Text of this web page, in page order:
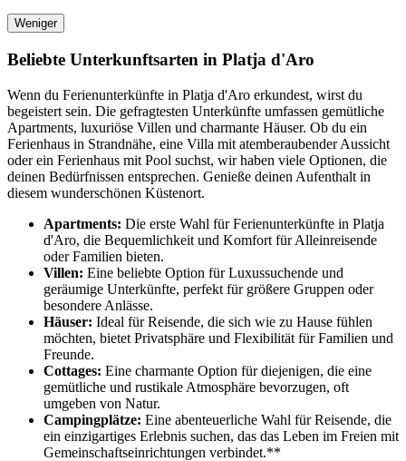
Weniger
Beliebte Unterkunftsarten in Platja d'Aro
Wenn du Ferienunterkünfte in Platja d'Aro erkundest, wirst du
begeistert sein. Die gefragtesten Unterkünfte umfassen gemütliche
Apartments, luxuriöse Villen und charmante Häuser. Ob du ein
Ferienhaus in Strandnähe, eine Villa mit atemberaubender Aussicht
oder ein Ferienhaus mit Pool suchst, wir haben viele Optionen, die
deinen Bedürfnissen entsprechen. Genieße deinen Aufenthalt in
diesem wunderschönen Küstenort.
Apartments: Die erste Wahl für Ferienunterkünfte in Platja
d'Aro, die Bequemlichkeit und Komfort für Alleinreisende
oder Familien bieten.
Villen: Eine beliebte Option für Luxussuchende und
geräumige Unterkünfte, perfekt für größere Gruppen oder
besondere Anlässe.
Häuser: Ideal für Reisende, die sich wie zu Hause fühlen
möchten, bietet Privatsphäre und Flexibilität für Familien und
Freunde.
Cottages: Eine charmante Option für diejenigen, die eine
gemütliche und rustikale Atmosphäre bevorzugen, oft
umgeben von Natur.
Campingplätze: Eine abenteuerliche Wahl für Reisende, die
ein einzigartiges Erlebnis suchen, das das Leben im Freien mit
Gemeinschaftseinrichtungen verbindet.**